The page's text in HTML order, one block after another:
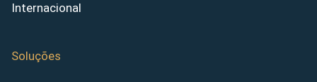
Internacional
Soluções